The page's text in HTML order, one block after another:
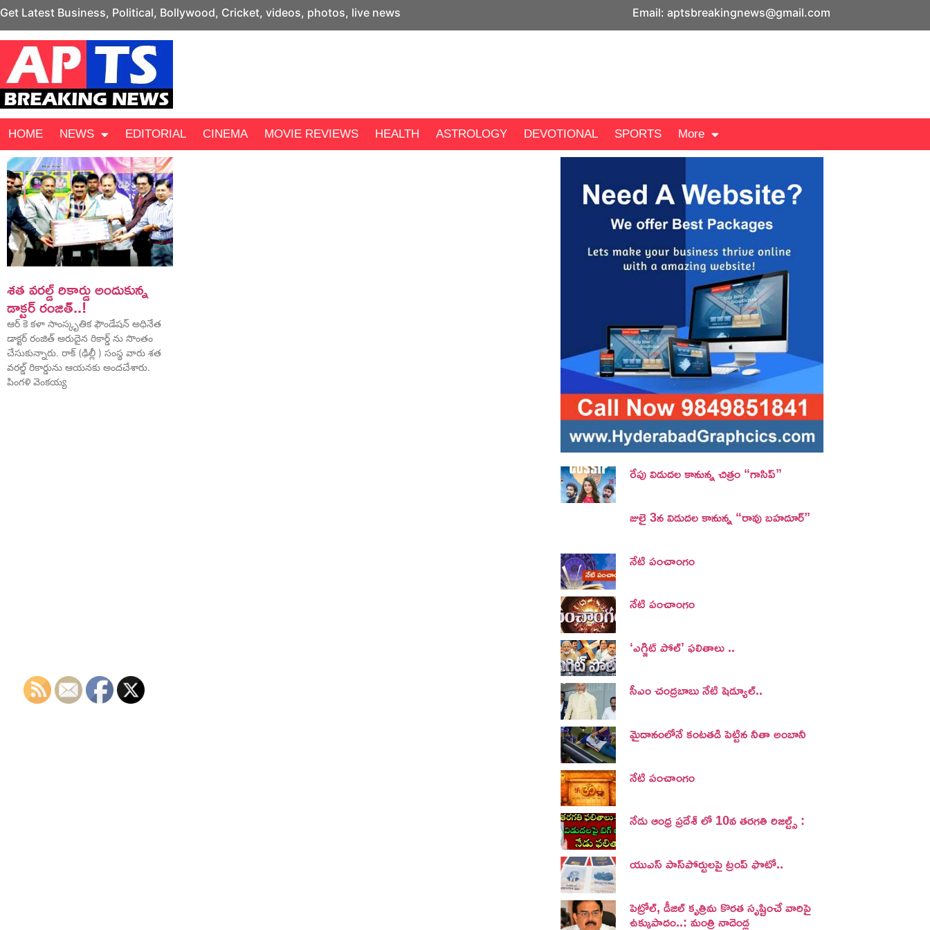
Get Latest Business, Political, Bollywood, Cricket, videos, photos, live news Email: aptsbreakingnews@gmail.com
HOME NEWS EDITORIAL CINEMA MOVIE REVIEWS HEALTH ASTROLOGY DEVOTIONAL SPORTS More
శత వరల్డ్ రికార్డు అందుకున్న
డాక్టర్ రంజిత్..!
ఆర్ కె కళా సాంస్కృతిక ఫౌండేషన్ అధినేత
డాక్టర్ రంజిత్ అరుదైన రికార్డ్ ను సొంతం
చేసుకున్నారు. రాక్ (ఢిల్లీ ) సంస్థ వారు శత
వరల్డ్ రికార్డును ఆయనకు అందచేశారు.
పింగళి వెంకయ్య
రేపు విడుదల కానున్న చిత్రం “గాసిప్”
జులై 3న విడుదల కానున్న “రావు బహదూర్”
నేటి పంచాంగం
నేటి పంచాంగం
‘ఎగ్జిట్ పోల్’ ఫలితాలు ..
సీఎం చంద్రబాబు నేటి షెడ్యూల్..
మైదానంలోనే కంటతడి పెట్టిన నీతా అంబానీ
నేటి పంచాంగం
నేడు ఆంధ్ర ప్రదేశ్ లో 10వ తరగతి రిజల్ట్స్ :
యుఎస్ పాస్‌పోర్టులపై ట్రంప్‌ ఫొటో..
పెట్రోల్, డీజిల్ కృత్రిమ కొరత సృష్టించే వారిపై
ఉక్కుపాదం..: మంత్రి నాదెండ్ల